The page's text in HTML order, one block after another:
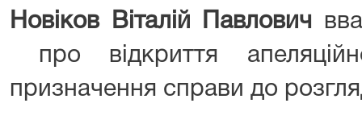
Новіков Віталій Павлович
про відкриття
призначення справи до